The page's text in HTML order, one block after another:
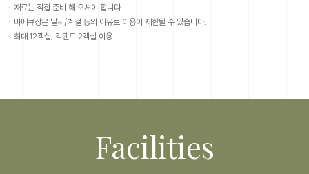
ㆍ재료는 직접 준비 해 오셔야 합니다.
ㆍ바베큐장은 날씨/계절 등의 이유로 이용이 제한될 수 있습니다.
ㆍ최대 12객실, 각텐트 2객실 이용
Facilities